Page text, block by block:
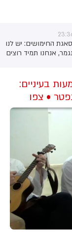
החימושים: יש לנו
אנחנו תמיד רוצים
בעיניים:
• צפו